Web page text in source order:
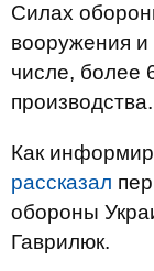
Силах
вооружения
числе, более
производства.
Как
рассказал
обороны
Гаврилюк.